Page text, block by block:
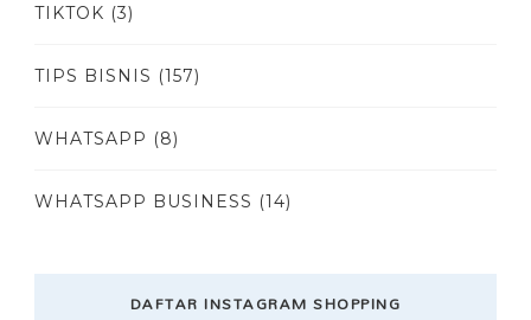
TIKTOK (3)
TIPS BISNIS (157)
WHATSAPP (8)
WHATSAPP BUSINESS (14)
DAFTAR INSTAGRAM SHOPPING